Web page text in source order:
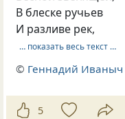
В блеске ручьев
И разливе рек,
… показать весь текст …
© Геннадий Иваныч
5